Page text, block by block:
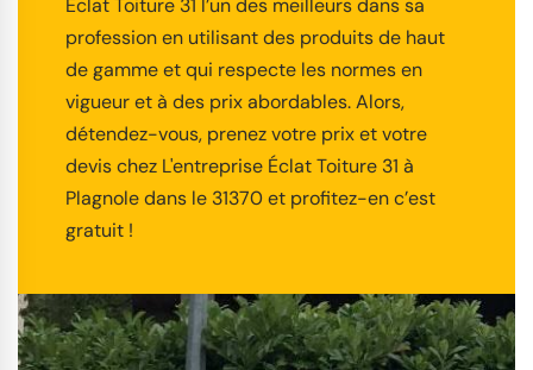
Éclat Toiture 31 l’un des meilleurs dans sa
profession en utilisant des produits de haut
de gamme et qui respecte les normes en
vigueur et à des prix abordables. Alors,
détendez-vous, prenez votre prix et votre
devis chez L'entreprise Éclat Toiture 31 à
Plagnole dans le 31370 et profitez-en c’est
gratuit !